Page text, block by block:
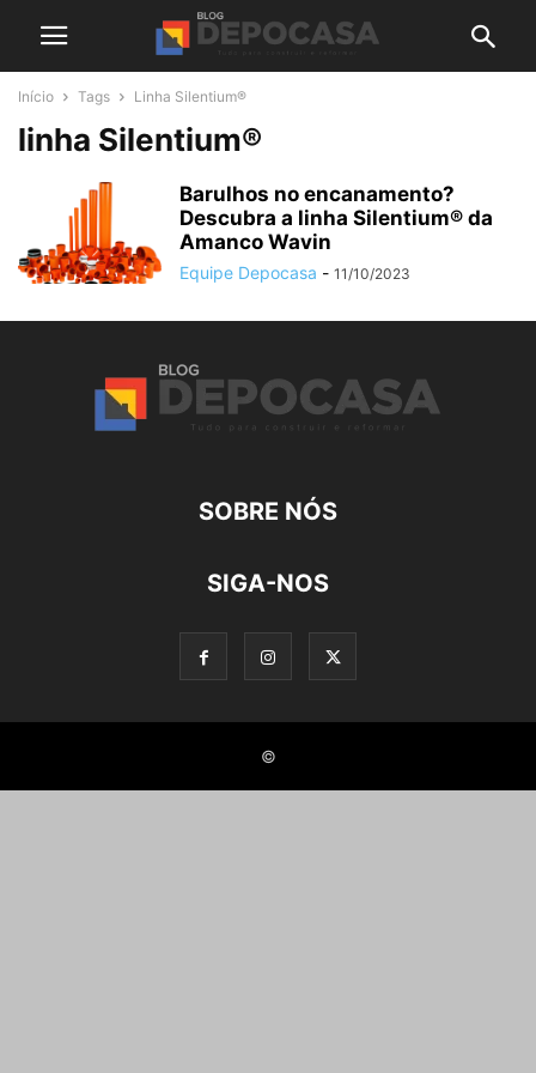
Início Tags Linha Silentium®
linha Silentium®
Barulhos no encanamento?
Descubra a linha Silentium® da
Amanco Wavin
Equipe Depocasa - 11/10/2023
SOBRE NÓS
SIGA-NOS
©